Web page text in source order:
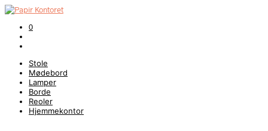
0
Stole
Mødebord
Lamper
Borde
Reoler
Hjemmekontor